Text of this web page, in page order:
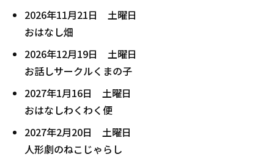
2026年11月21日 土曜日
おはなし畑
2026年12月19日 土曜日
お話しサークルくまの子
2027年1月16日 土曜日
おはなしわくわく便
2027年2月20日 土曜日
人形劇のねこじゃらし